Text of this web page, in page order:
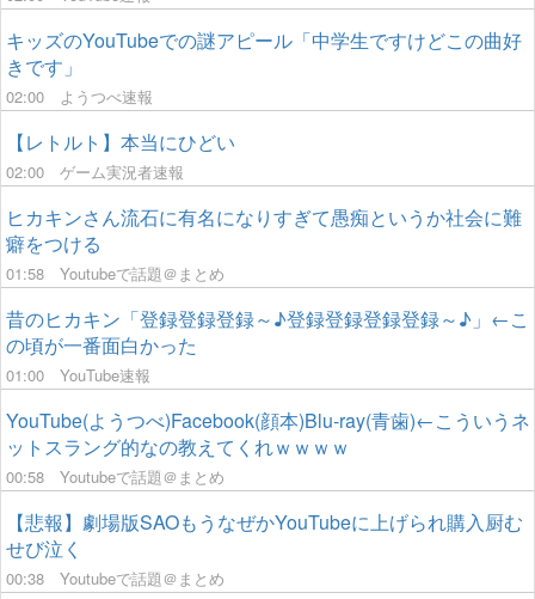
キッズのYouTubeでの謎アピール「中学生ですけどこの曲好
きです」
02:00 ようつべ速報
【レトルト】本当にひどい
02:00 ゲーム実況者速報
ヒカキンさん流石に有名になりすぎて愚痴というか社会に難
癖をつける
01:58 Youtubeで話題＠まとめ
昔のヒカキン「登録登録登録～♪登録登録登録登録～♪」←こ
の頃が一番面白かった
01:00 YouTube速報
YouTube(ようつべ)Facebook(顔本)Blu-ray(青歯)←こういうネ
ットスラング的なの教えてくれｗｗｗｗ
00:58 Youtubeで話題＠まとめ
【悲報】劇場版SAOもうなぜかYouTubeに上げられ購入厨む
せび泣く
00:38 Youtubeで話題＠まとめ